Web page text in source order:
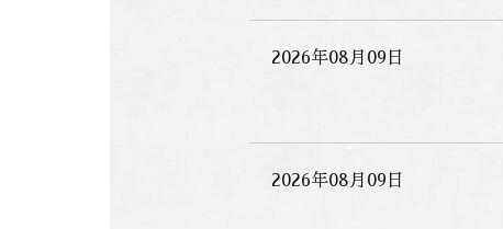
2026年08月09日
2026年08月09日